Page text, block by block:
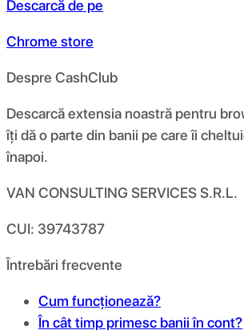
Descarcă de pe
Chrome store
Despre CashClub
Descarcă extensia noastră pentru
îți dă o parte din banii pe care îi
înapoi.
VAN CONSULTING SERVICES S.R.L.
CUI: 39743787
Întrebări frecvente
Cum funcționează?
În cât timp primesc banii în cont?